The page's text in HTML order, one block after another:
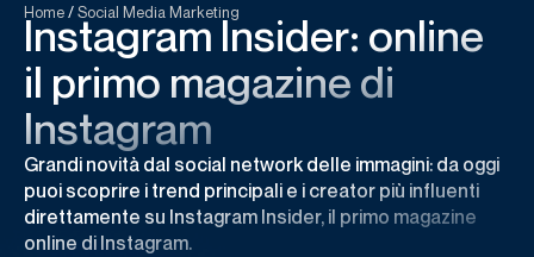
Home/Social Media Marketing
Instagram Insider: online
il primo magazine di
Instagram
Grandi novità dal social network delle immagini: da oggi
puoi scoprire i trend principali e i creator più influenti
direttamente su Instagram Insider, il primo magazine
online di Instagram.